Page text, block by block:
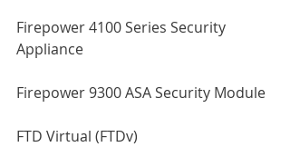
Firepower 4100 Series Security
Appliance
Firepower 9300 ASA Security Module
FTD Virtual (FTDv)